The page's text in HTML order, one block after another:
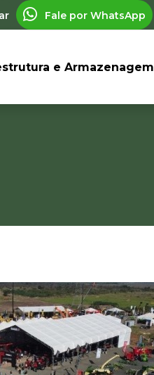
Fale por WhatsApp
e Armazenagem